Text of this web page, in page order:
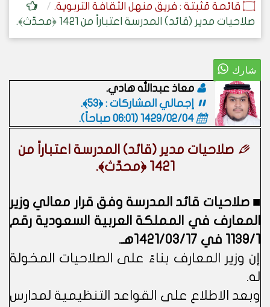
۝ قائمة مُثبتة : فريق منهل الثقافة التربوية.
صلاحيات مدير (قائد) المدرسة اعتباراً من 1421 ﴿محدّث﴾.
معاذ عبدالله هادي.
إجمالي المشاركات : ﴿53﴾.
1429/02/04 (06:01 صباحاً)
.
صلاحيات مدير (قائد) المدرسة اعتباراً من
1421 ﴿محدّث﴾.
■ صلاحيات قائد المدرسة وفق قرار معالي وزير
المعارف في المملكة العربية السعودية رقم
1139/1 في 1421/03/17هـ.
إن وزير المعارف بناءً على الصلاحيات المخولة
له.
وبعد الاطلاع على القواعد التنظيمية لمدارس